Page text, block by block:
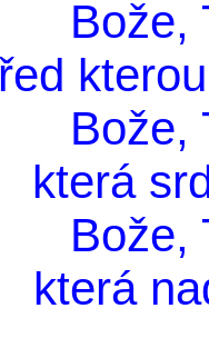
Bože,
Bože,
která
Bože,
která